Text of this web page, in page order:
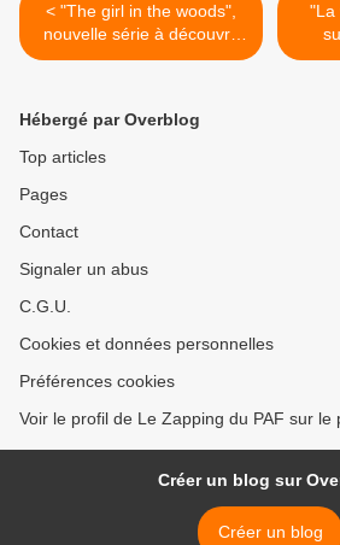
< "The girl in the woods",
nouvelle série à découvrir
sur Syfy et Universal+
"La
Hébergé par Overblog
Top articles
Pages
Contact
Signaler un abus
C.G.U.
Cookies et données personnelles
Préférences cookies
Voir le profil de Le Zapping du PAF sur le
Créer un blog sur
Créer un blog